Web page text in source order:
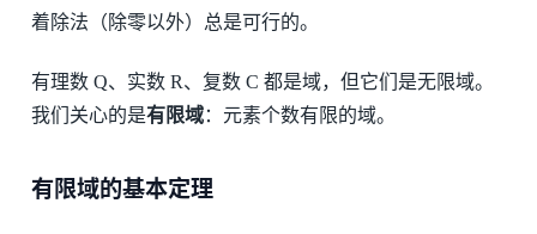
着除法（除零以外）总是可行的。
有理数 Q、实数 R、复数 C 都是域，但它们是无限域。
我们关心的是有限域：元素个数有限的域。
有限域的基本定理